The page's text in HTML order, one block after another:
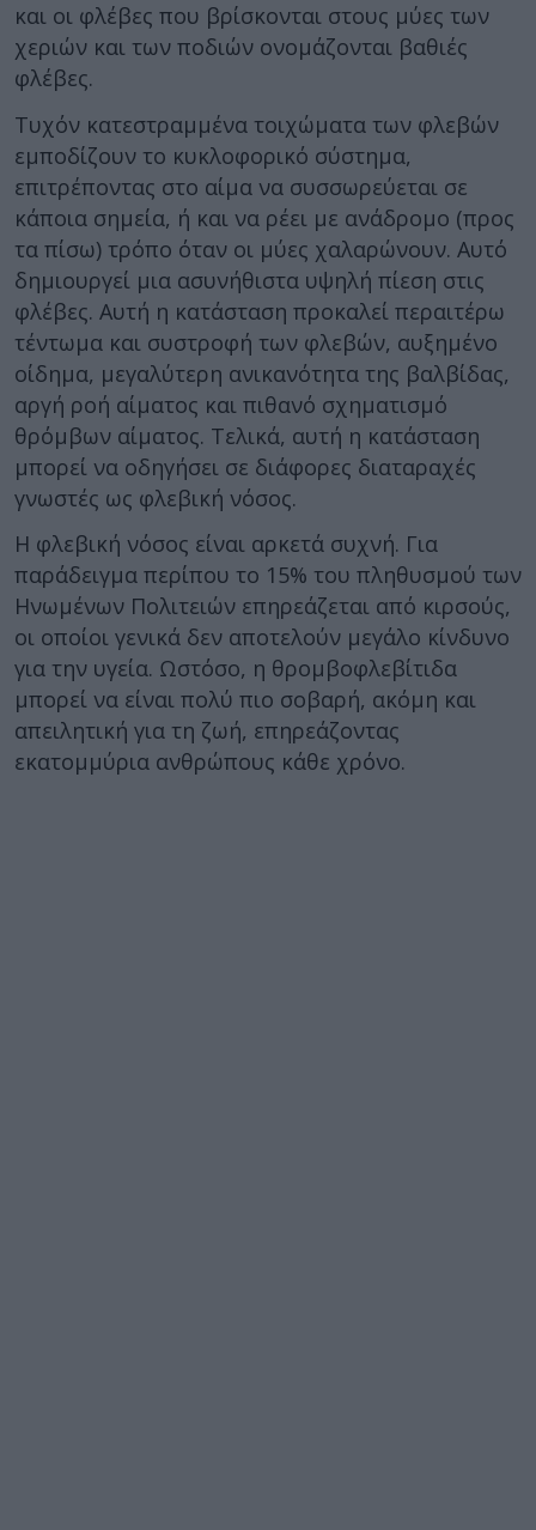
και οι φλέβες που βρίσκονται στους μύες των
χεριών και των ποδιών ονομάζονται βαθιές
φλέβες.
Τυχόν κατεστραμμένα τοιχώματα των φλεβών
εμποδίζουν το κυκλοφορικό σύστημα,
επιτρέποντας στο αίμα να συσσωρεύεται σε
κάποια σημεία, ή και να ρέει με ανάδρομο (προς
τα πίσω) τρόπο όταν οι μύες χαλαρώνουν. Αυτό
δημιουργεί μια ασυνήθιστα υψηλή πίεση στις
φλέβες. Αυτή η κατάσταση προκαλεί περαιτέρω
τέντωμα και συστροφή των φλεβών, αυξημένο
οίδημα, μεγαλύτερη ανικανότητα της βαλβίδας,
αργή ροή αίματος και πιθανό σχηματισμό
θρόμβων αίματος. Τελικά, αυτή η κατάσταση
μπορεί να οδηγήσει σε διάφορες διαταραχές
γνωστές ως φλεβική νόσος.
Η φλεβική νόσος είναι αρκετά συχνή. Για
παράδειγμα περίπου το 15% του πληθυσμού των
Ηνωμένων Πολιτειών επηρεάζεται από κιρσούς,
οι οποίοι γενικά δεν αποτελούν μεγάλο κίνδυνο
για την υγεία. Ωστόσο, η θρομβοφλεβίτιδα
μπορεί να είναι πολύ πιο σοβαρή, ακόμη και
απειλητική για τη ζωή, επηρεάζοντας
εκατομμύρια ανθρώπους κάθε χρόνο.